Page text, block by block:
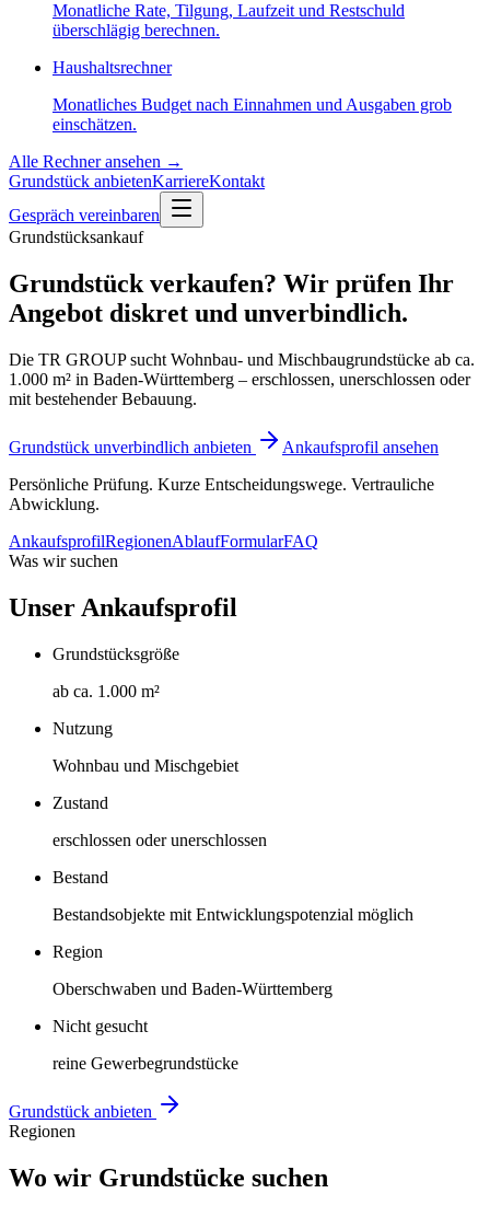
Monatliche Rate, Tilgung, Laufzeit und Restschuld
überschlägig berechnen.
Haushaltsrechner
Monatliches Budget nach Einnahmen und Ausgaben grob
einschätzen.
Alle Rechner ansehen →
Grundstück anbietenKarriereKontakt
Gespräch vereinbaren
Grundstücksankauf
Grundstück verkaufen? Wir prüfen Ihr
Angebot diskret und unverbindlich.
Die TR GROUP sucht Wohnbau- und Mischbaugrundstücke ab ca.
1.000 m² in Baden-Württemberg – erschlossen, unerschlossen oder
mit bestehender Bebauung.
Grundstück unverbindlich anbieten
Ankaufsprofil ansehen
Persönliche Prüfung. Kurze Entscheidungswege. Vertrauliche
Abwicklung.
AnkaufsprofilRegionenAblaufFormularFAQ
Was wir suchen
Unser Ankaufsprofil
Grundstücksgröße
ab ca. 1.000 m²
Nutzung
Wohnbau und Mischgebiet
Zustand
erschlossen oder unerschlossen
Bestand
Bestandsobjekte mit Entwicklungspotenzial möglich
Region
Oberschwaben und Baden-Württemberg
Nicht gesucht
reine Gewerbegrundstücke
Grundstück anbieten
Regionen
Wo wir Grundstücke suchen